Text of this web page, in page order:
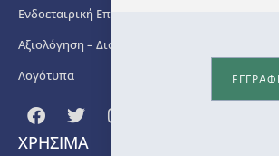
Ενδοεταιρική Επιμόρφωση
Αξιολόγηση – Διασφάλιση Ποιότητας
Λογότυπα
ΧΡΗΣΙΜΑ